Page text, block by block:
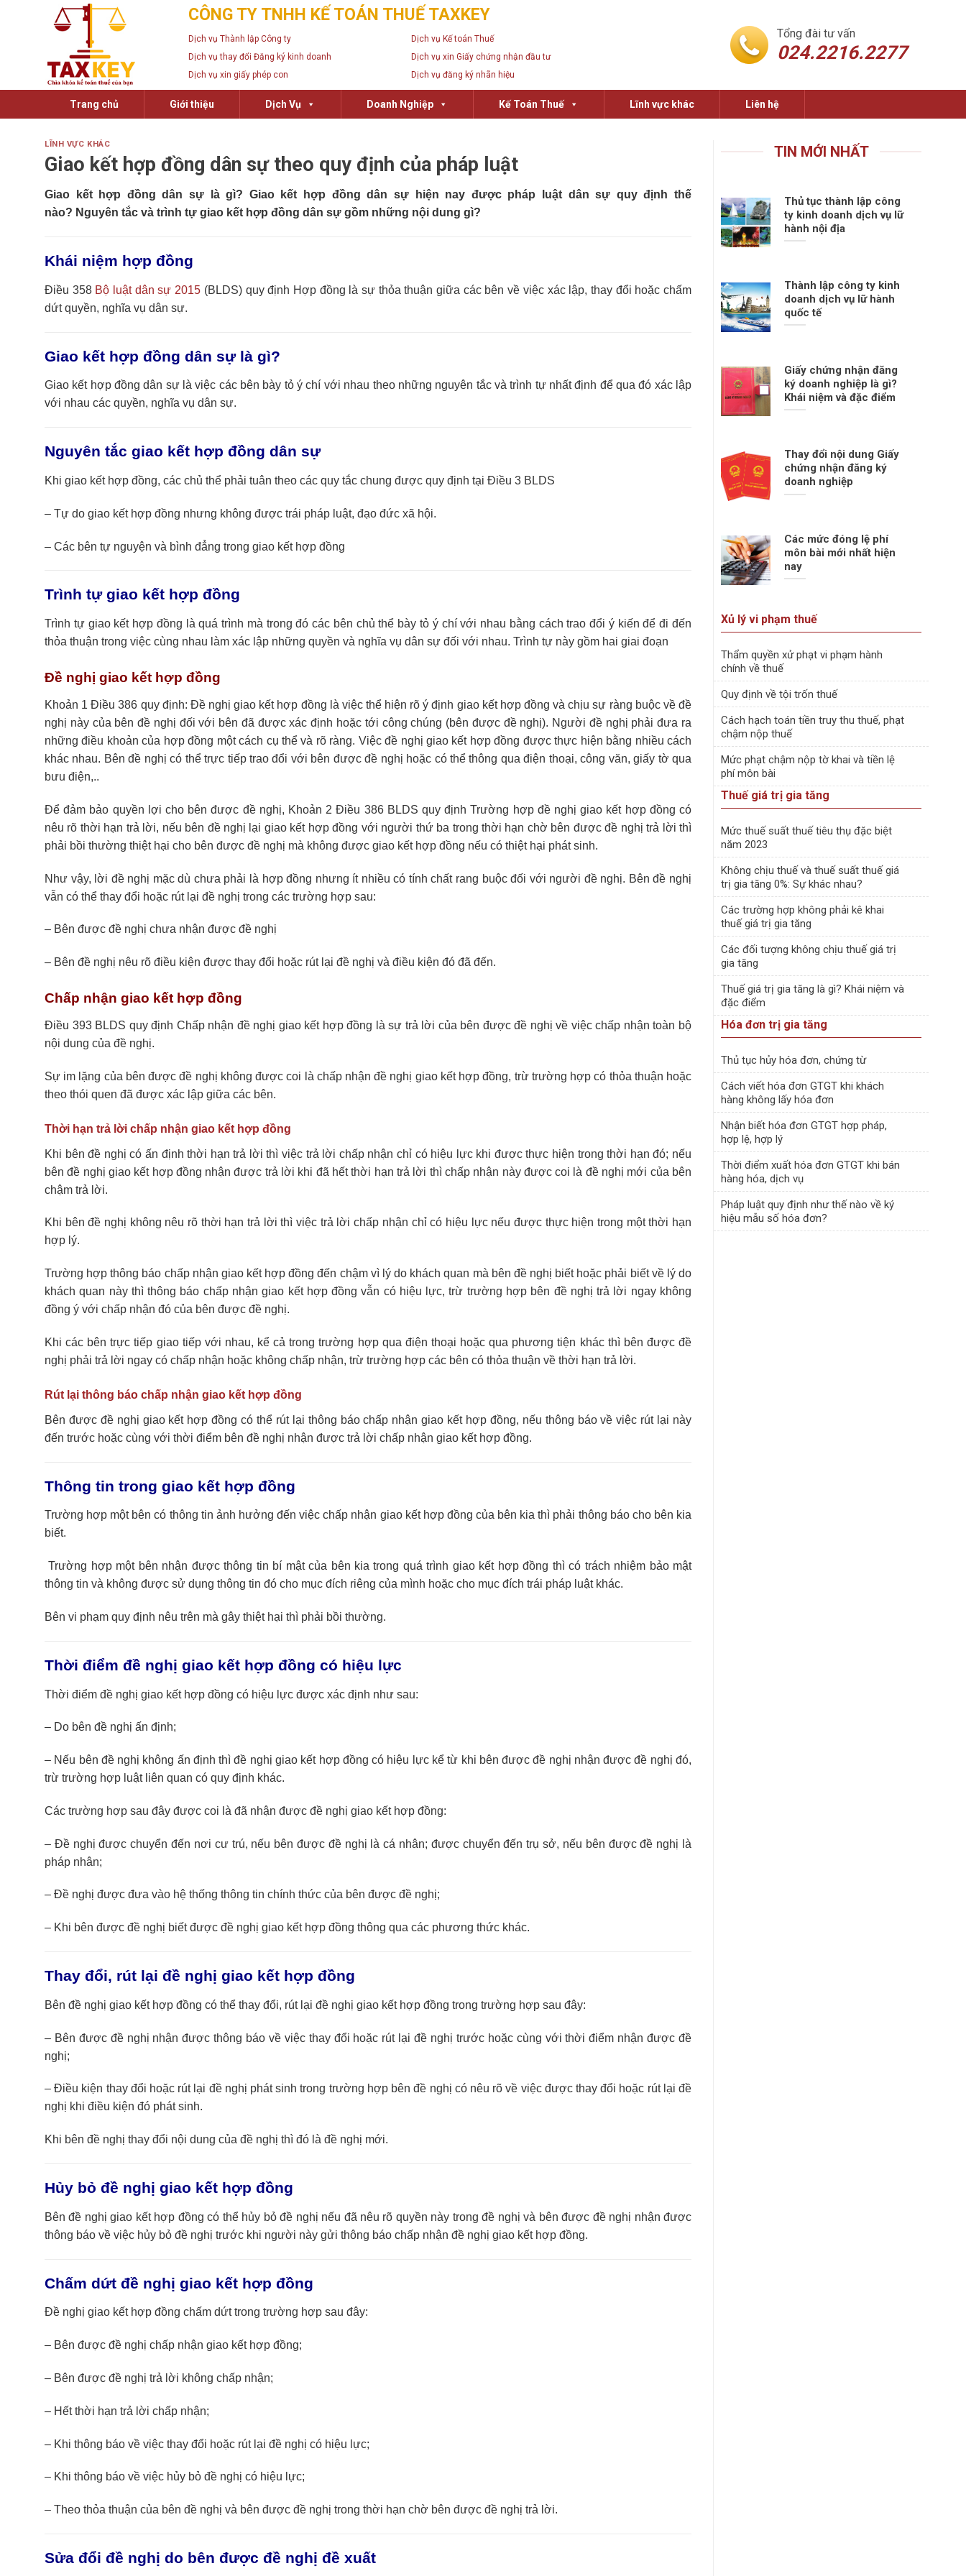
CÔNG TY TNHH KẾ TOÁN THUẾ TAXKEY
Dịch vụ Thành lập Công ty
Dịch vụ Kế toán Thuế
Dịch vụ thay đổi Đăng ký kinh doanh
Dịch vụ xin Giấy chứng nhận đầu tư
Dịch vụ xin giấy phép con
Dịch vụ đăng ký nhãn hiệu
Tổng đài tư vấn
024.2216.2277
Trang chủ Giới thiệu Dịch Vụ Doanh Nghiệp Kế Toán Thuế Lĩnh vực khác Liên hệ
LĨNH VỰC KHÁC
Giao kết hợp đồng dân sự theo quy định của pháp luật
Giao kết hợp đồng dân sự là gì? Giao kết hợp đồng dân sự hiện nay được pháp luật dân sự quy định thế
nào? Nguyên tắc và trình tự giao kết hợp đồng dân sự gồm những nội dung gì?
Khái niệm hợp đồng
Điều 358 Bộ luật dân sự 2015 (BLDS) quy định Hợp đồng là sự thỏa thuận giữa các bên về việc xác lập, thay đổi hoặc chấm
dứt quyền, nghĩa vụ dân sự.
Giao kết hợp đồng dân sự là gì?
Giao kết hợp đồng dân sự là việc các bên bày tỏ ý chí với nhau theo những nguyên tắc và trình tự nhất định để qua đó xác lập
với nhau các quyền, nghĩa vụ dân sự.
Nguyên tắc giao kết hợp đồng dân sự
Khi giao kết hợp đồng, các chủ thể phải tuân theo các quy tắc chung được quy định tại Điều 3 BLDS
– Tự do giao kết hợp đồng nhưng không được trái pháp luật, đạo đức xã hội.
– Các bên tự nguyện và bình đẳng trong giao kết hợp đồng
Trình tự giao kết hợp đồng
Trình tự giao kết hợp đồng là quá trình mà trong đó các bên chủ thể bày tỏ ý chí với nhau bằng cách trao đổi ý kiến để đi đến
thỏa thuận trong việc cùng nhau làm xác lập những quyền và nghĩa vụ dân sự đối với nhau. Trình tự này gồm hai giai đoạn
Đề nghị giao kết hợp đồng
Khoản 1 Điều 386 quy định: Đề nghị giao kết hợp đồng là việc thể hiện rõ ý định giao kết hợp đồng và chịu sự ràng buộc về đề
nghị này của bên đề nghị đối với bên đã được xác định hoặc tới công chúng (bên được đề nghị). Người đề nghị phải đưa ra
những điều khoản của hợp đồng một cách cụ thể và rõ ràng. Việc đề nghị giao kết hợp đồng được thực hiện bằng nhiều cách
khác nhau. Bên đề nghị có thể trực tiếp trao đổi với bên được đề nghị hoặc có thể thông qua điện thoại, công văn, giấy tờ qua
bưu điện,..
Để đảm bảo quyền lợi cho bên được đề nghị, Khoản 2 Điều 386 BLDS quy định Trường hợp đề nghị giao kết hợp đồng có
nêu rõ thời hạn trả lời, nếu bên đề nghị lại giao kết hợp đồng với người thứ ba trong thời hạn chờ bên được đề nghị trả lời thì
phải bồi thường thiệt hại cho bên được đề nghị mà không được giao kết hợp đồng nếu có thiệt hại phát sinh.
Như vậy, lời đề nghị mặc dù chưa phải là hợp đồng nhưng ít nhiều có tính chất rang buộc đối với người đề nghị. Bên đề nghị
vẫn có thể thay đổi hoặc rút lại đề nghị trong các trường hợp sau:
– Bên được đề nghị chưa nhận được đề nghị
– Bên đề nghị nêu rõ điều kiện được thay đổi hoặc rút lại đề nghị và điều kiện đó đã đến.
Chấp nhận giao kết hợp đồng
Điều 393 BLDS quy định Chấp nhận đề nghị giao kết hợp đồng là sự trả lời của bên được đề nghị về việc chấp nhận toàn bộ
nội dung của đề nghị.
Sự im lặng của bên được đề nghị không được coi là chấp nhận đề nghị giao kết hợp đồng, trừ trường hợp có thỏa thuận hoặc
theo thói quen đã được xác lập giữa các bên.
Thời hạn trả lời chấp nhận giao kết hợp đồng
Khi bên đề nghị có ấn định thời hạn trả lời thì việc trả lời chấp nhận chỉ có hiệu lực khi được thực hiện trong thời hạn đó; nếu
bên đề nghị giao kết hợp đồng nhận được trả lời khi đã hết thời hạn trả lời thì chấp nhận này được coi là đề nghị mới của bên
chậm trả lời.
Khi bên đề nghị không nêu rõ thời hạn trả lời thì việc trả lời chấp nhận chỉ có hiệu lực nếu được thực hiện trong một thời hạn
hợp lý.
Trường hợp thông báo chấp nhận giao kết hợp đồng đến chậm vì lý do khách quan mà bên đề nghị biết hoặc phải biết về lý do
khách quan này thì thông báo chấp nhận giao kết hợp đồng vẫn có hiệu lực, trừ trường hợp bên đề nghị trả lời ngay không
đồng ý với chấp nhận đó của bên được đề nghị.
Khi các bên trực tiếp giao tiếp với nhau, kể cả trong trường hợp qua điện thoại hoặc qua phương tiện khác thì bên được đề
nghị phải trả lời ngay có chấp nhận hoặc không chấp nhận, trừ trường hợp các bên có thỏa thuận về thời hạn trả lời.
Rút lại thông báo chấp nhận giao kết hợp đồng
Bên được đề nghị giao kết hợp đồng có thể rút lại thông báo chấp nhận giao kết hợp đồng, nếu thông báo về việc rút lại này
đến trước hoặc cùng với thời điểm bên đề nghị nhận được trả lời chấp nhận giao kết hợp đồng.
Thông tin trong giao kết hợp đồng
Trường hợp một bên có thông tin ảnh hưởng đến việc chấp nhận giao kết hợp đồng của bên kia thì phải thông báo cho bên kia
biết.
Trường hợp một bên nhận được thông tin bí mật của bên kia trong quá trình giao kết hợp đồng thì có trách nhiệm bảo mật
thông tin và không được sử dụng thông tin đó cho mục đích riêng của mình hoặc cho mục đích trái pháp luật khác.
Bên vi phạm quy định nêu trên mà gây thiệt hại thì phải bồi thường.
Thời điểm đề nghị giao kết hợp đồng có hiệu lực
Thời điểm đề nghị giao kết hợp đồng có hiệu lực được xác định như sau:
– Do bên đề nghị ấn định;
– Nếu bên đề nghị không ấn định thì đề nghị giao kết hợp đồng có hiệu lực kể từ khi bên được đề nghị nhận được đề nghị đó,
trừ trường hợp luật liên quan có quy định khác.
Các trường hợp sau đây được coi là đã nhận được đề nghị giao kết hợp đồng:
– Đề nghị được chuyển đến nơi cư trú, nếu bên được đề nghị là cá nhân; được chuyển đến trụ sở, nếu bên được đề nghị là
pháp nhân;
– Đề nghị được đưa vào hệ thống thông tin chính thức của bên được đề nghị;
– Khi bên được đề nghị biết được đề nghị giao kết hợp đồng thông qua các phương thức khác.
Thay đổi, rút lại đề nghị giao kết hợp đồng
Bên đề nghị giao kết hợp đồng có thể thay đổi, rút lại đề nghị giao kết hợp đồng trong trường hợp sau đây:
– Bên được đề nghị nhận được thông báo về việc thay đổi hoặc rút lại đề nghị trước hoặc cùng với thời điểm nhận được đề
nghị;
– Điều kiện thay đổi hoặc rút lại đề nghị phát sinh trong trường hợp bên đề nghị có nêu rõ về việc được thay đổi hoặc rút lại đề
nghị khi điều kiện đó phát sinh.
Khi bên đề nghị thay đổi nội dung của đề nghị thì đó là đề nghị mới.
Hủy bỏ đề nghị giao kết hợp đồng
Bên đề nghị giao kết hợp đồng có thể hủy bỏ đề nghị nếu đã nêu rõ quyền này trong đề nghị và bên được đề nghị nhận được
thông báo về việc hủy bỏ đề nghị trước khi người này gửi thông báo chấp nhận đề nghị giao kết hợp đồng.
Chấm dứt đề nghị giao kết hợp đồng
Đề nghị giao kết hợp đồng chấm dứt trong trường hợp sau đây:
– Bên được đề nghị chấp nhận giao kết hợp đồng;
– Bên được đề nghị trả lời không chấp nhận;
– Hết thời hạn trả lời chấp nhận;
– Khi thông báo về việc thay đổi hoặc rút lại đề nghị có hiệu lực;
– Khi thông báo về việc hủy bỏ đề nghị có hiệu lực;
– Theo thỏa thuận của bên đề nghị và bên được đề nghị trong thời hạn chờ bên được đề nghị trả lời.
Sửa đổi đề nghị do bên được đề nghị đề xuất
TIN MỚI NHẤT
Thủ tục thành lập công
ty kinh doanh dịch vụ lữ
hành nội địa
Thành lập công ty kinh
doanh dịch vụ lữ hành
quốc tế
Giấy chứng nhận đăng
ký doanh nghiệp là gì?
Khái niệm và đặc điểm
Thay đổi nội dung Giấy
chứng nhận đăng ký
doanh nghiệp
Các mức đóng lệ phí
môn bài mới nhất hiện
nay
Xủ lý vi phạm thuế
Thẩm quyền xử phạt vi phạm hành
chính về thuế
Quy định về tội trốn thuế
Cách hạch toán tiền truy thu thuế, phạt
chậm nộp thuế
Mức phạt chậm nộp tờ khai và tiền lệ
phí môn bài
Thuế giá trị gia tăng
Mức thuế suất thuế tiêu thụ đặc biệt
năm 2023
Không chịu thuế và thuế suất thuế giá
trị gia tăng 0%: Sự khác nhau?
Các trường hợp không phải kê khai
thuế giá trị gia tăng
Các đối tượng không chịu thuế giá trị
gia tăng
Thuế giá trị gia tăng là gì? Khái niệm và
đặc điểm
Hóa đơn trị gia tăng
Thủ tục hủy hóa đơn, chứng từ
Cách viết hóa đơn GTGT khi khách
hàng không lấy hóa đơn
Nhận biết hóa đơn GTGT hợp pháp,
hợp lệ, hợp lý
Thời điểm xuất hóa đơn GTGT khi bán
hàng hóa, dịch vụ
Pháp luật quy định như thế nào về ký
hiệu mẫu số hóa đơn?